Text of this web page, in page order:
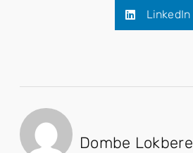
LinkedIn
Dombe Lokbere